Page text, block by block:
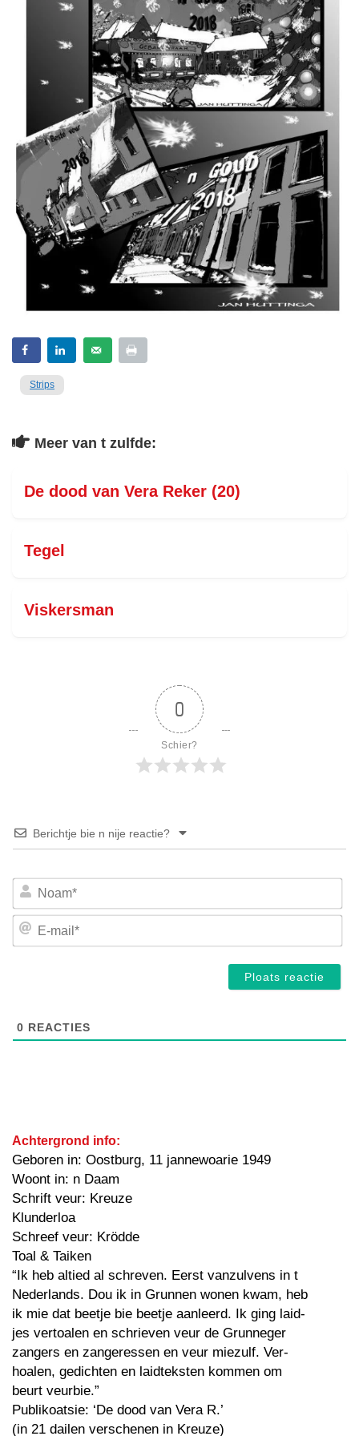
Strips
Meer van t zulfde:
De dood van Vera Reker (20)
Tegel
Viskersman
0
Schier?
Berichtje bie n nije reactie?
E-
0 REACTIES
Achtergrond info:
Geboren in: Oostburg, 11 jannewoarie 1949
Woont in: n Daam
Schrift veur: Kreuze
Klunderloa
Schreef veur: Krödde
Toal & Taiken
“Ik heb altied al schreven. Eerst vanzulvens in t
Nederlands. Dou ik in Grunnen wonen kwam, heb
ik mie dat beetje bie beetje aanleerd. Ik ging laid-
jes vertoalen en schrieven veur de Grunneger
zangers en zangeressen en veur miezulf. Ver-
hoalen, gedichten en laidteksten kommen om
beurt veurbie.”
Publikoatsie: ‘De dood van Vera R.’
(in 21 dailen verschenen in Kreuze)